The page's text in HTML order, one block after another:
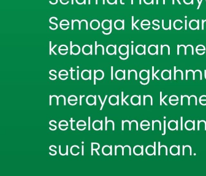
Berita Terkait
Bakti TNI AD Hadirkan
Air Bersih, Babinsa
Batumarmar Kawal
Pengeboran Sumur
Sambut Harjakasi ke-
208, Rayon Istimewa
IKSASS IKMASS
Situbondo Gelar Seminar
Kebangsaan tentang
Kepemimpinan Santri